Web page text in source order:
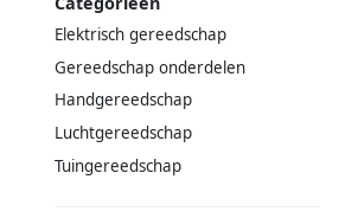
Elektrisch gereedschap
Gereedschap onderdelen
Handgereedschap
Luchtgereedschap
Tuingereedschap